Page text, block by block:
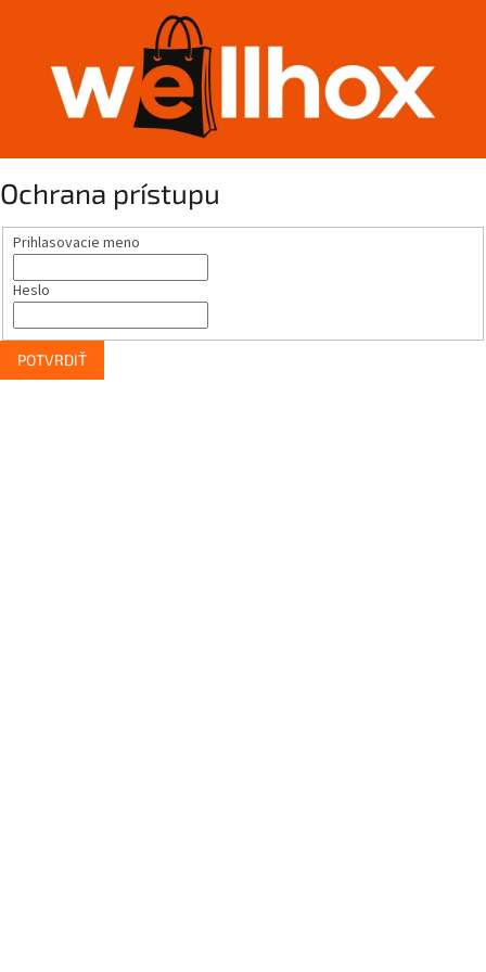
Ochrana prístupu
Prihlasovacie meno
Heslo
POTVRDIŤ